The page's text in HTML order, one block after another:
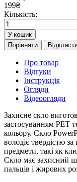
199₴
Кількість:
У кошик
Порівняти
Про товар
Відгуки
Інструкція
Огляди
Відеоогляди
Захисне скло
застосуванням PET
кольору. Скло
володіє твердістю
предмети, такі як
Скло має захисний
пальців і жирових